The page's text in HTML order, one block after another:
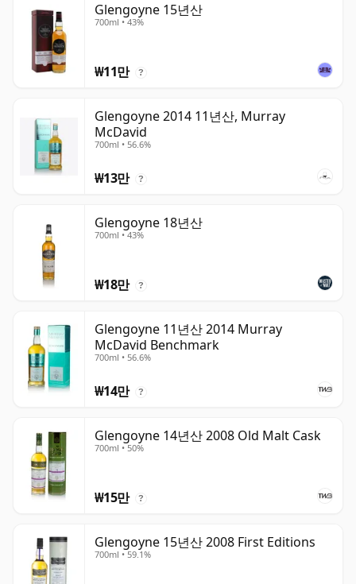
Glengoyne 15년산
700ml • 43%
₩11만 ?
Glengoyne 2014 11년산, Murray
McDavid
700ml • 56.6%
₩13만 ?
Glengoyne 18년산
700ml • 43%
₩18만 ?
Glengoyne 11년산 2014 Murray
McDavid Benchmark
700ml • 56.6%
₩14만 ?
Glengoyne 14년산 2008 Old Malt Cask
700ml • 50%
₩15만 ?
Glengoyne 15년산 2008 First Editions
700ml • 59.1%